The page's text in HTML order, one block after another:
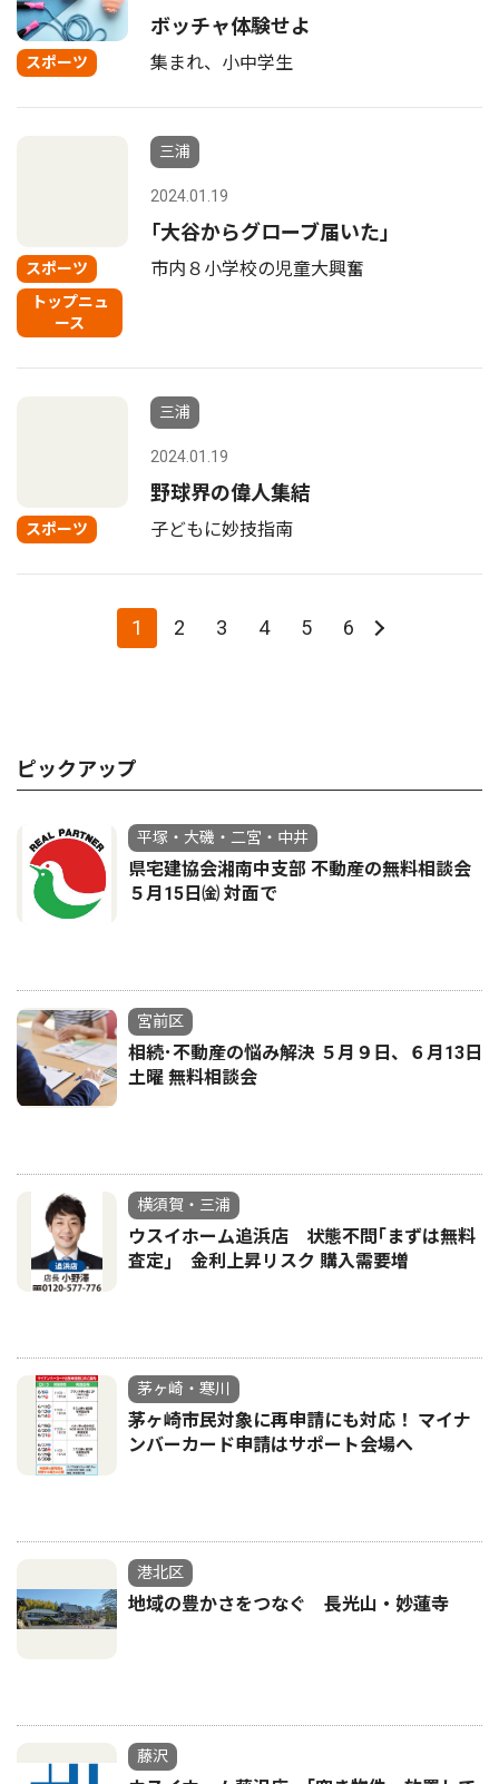
スポーツ
ボッチャ体験せよ
集まれ、小中学生
スポーツ
トップニュ
ース
三浦
2024.01.19
｢大谷からグローブ届いた｣
市内８小学校の児童大興奮
スポーツ
三浦
2024.01.19
野球界の偉人集結
子どもに妙技指南
1 2 3 4 5 6
ピックアップ
平塚・大磯・二宮・中井
県宅建協会湘南中支部 不動産の無料相談会
５月15日㈮ 対面で
宮前区
相続･不動産の悩み解決 ５月９日、６月13日
土曜 無料相談会
横須賀・三浦
ウスイホーム追浜店 状態不問｢まずは無料
査定｣ 金利上昇リスク 購入需要増
茅ヶ崎・寒川
茅ヶ崎市民対象に再申請にも対応！ マイナ
ンバーカード申請はサポート会場へ
港北区
地域の豊かさをつなぐ 長光山・妙蓮寺
藤沢